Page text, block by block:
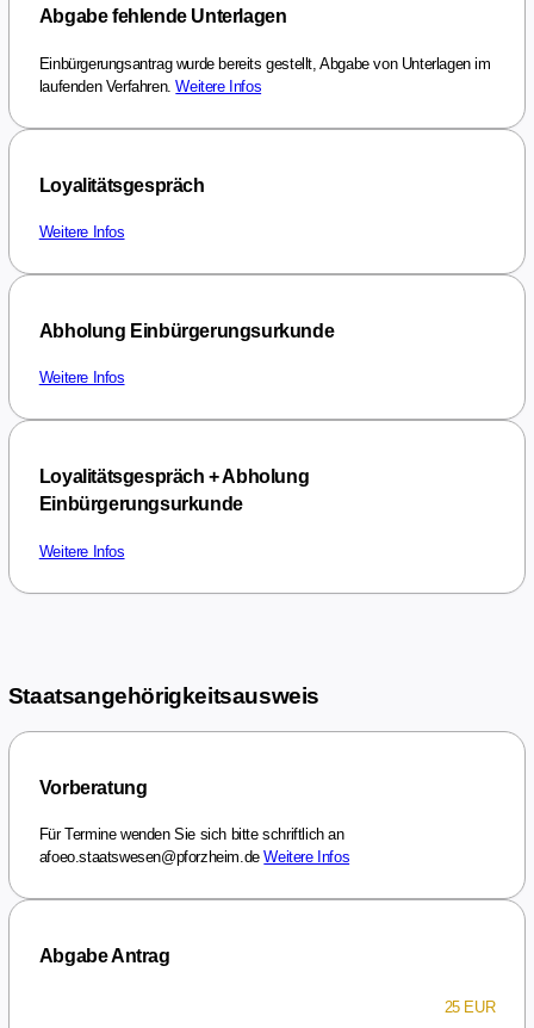
Abgabe fehlende Unterlagen
Einbürgerungsantrag wurde bereits gestellt, Abgabe von Unterlagen im
laufenden Verfahren.Weitere Infos
Loyalitätsgespräch
Weitere Infos
Abholung Einbürgerungsurkunde
Weitere Infos
Loyalitätsgespräch + Abholung
Einbürgerungsurkunde
Weitere Infos
Staatsangehörigkeitsausweis
Vorberatung
Für Termine wenden Sie sich bitte schriftlich an
afoeo.staatswesen@pforzheim.deWeitere Infos
Abgabe Antrag
25 EUR